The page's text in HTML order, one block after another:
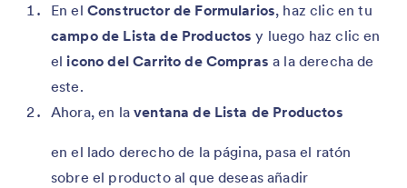
En el Constructor de Formularios, haz clic en tu
campo de Lista de Productos y luego haz clic en
elicono del Carrito de Compras a la derecha de
este.
Ahora, en laventana de Lista de Productos
en el lado derecho de la página, pasa el ratón
sobre el producto al que deseas añadir